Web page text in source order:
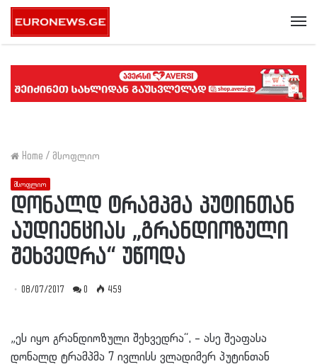
Home / მსოფლიო
მსოფლიო
დონალდ ტრამპმა პუტინთან
აუდიენციას „გრანდიოზული
შეხვედრა“ უწოდა
08/07/2017 0 459
„ეს იყო გრანდიოზული შეხვედრა“, – ასე შეაფასა
დონალდ ტრამპმა 7 ივლისს ვლადიმერ პუტინთან